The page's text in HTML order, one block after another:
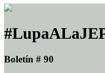
Boletín # 90